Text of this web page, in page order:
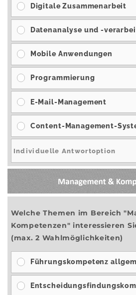
Digitale Zusammenarbeit
Datenanalyse und -
Mobile Anwendungen
Programmierung
E-Mail-Management
Content-Management-
Welche Themen im Bereich
Kompetenzen" interessieren
(max. 2 Wahlmöglichkeiten)
Führungskompetenz